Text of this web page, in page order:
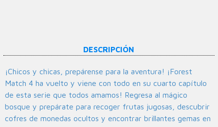
DESCRIPCIÓN
¡Chicos y chicas, prepárense para la aventura! ¡Forest
Match 4 ha vuelto y viene con todo en su cuarto capítulo
de esta serie que todos amamos! Regresa al mágico
bosque y prepárate para recoger frutas jugosas, descubrir
cofres de monedas ocultos y encontrar brillantes gemas en